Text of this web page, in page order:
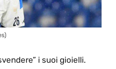
i suoi gioielli.